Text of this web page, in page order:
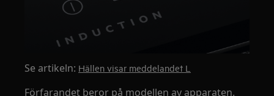
Se artikeln: Hällen visar meddelandet L
Förfarandet beror på modellen av apparaten.